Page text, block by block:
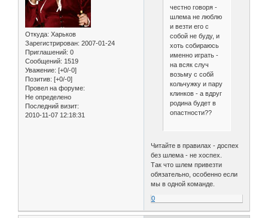
Откуда: Харьков
Зарегистрирован: 2007-01-24
Приглашений: 0
Сообщений: 1519
Уважение: [+0/-0]
Позитив: [+0/-0]
Провел на форуме:
Не определено
Последний визит:
2010-11-07 12:18:31
честно говоря -
шлема не люблю
и везти его с
собой не буду, и
хоть собираюсь
именно играть -
на всяк случ
возьму с собй
кольчужку и пару
клинков - а вдруг
родина будет в
опастности??
Читайте в правилах - доспех
без шлема - не хоспех.
Так что шлем привезти
обязательно, особенно если
мы в одной команде.
0